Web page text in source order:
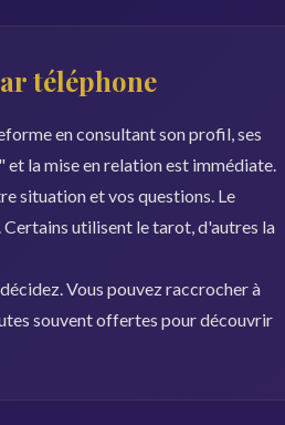
téléphone
en consultant son profil, ses
la mise en relation est immédiate.
situation et vos questions. Le
Certains utilisent le tarot, d'autres la
Vous pouvez raccrocher à
souvent offertes pour découvrir